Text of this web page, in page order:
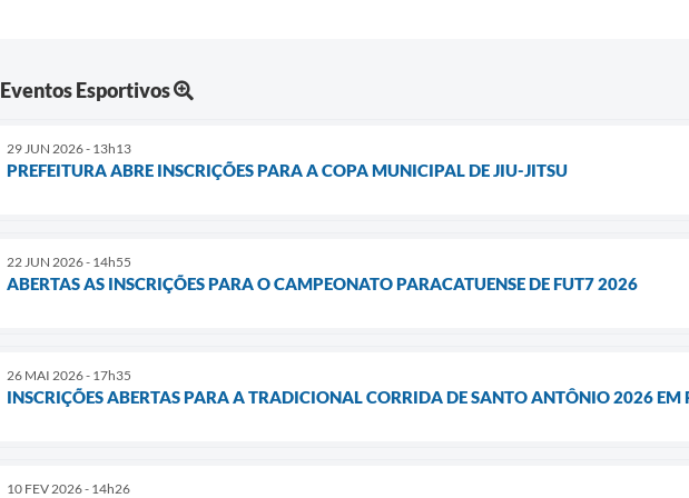
Eventos Esportivos
29 JUN 2026 - 13h13
PREFEITURA ABRE INSCRIÇÕES PARA A COPA MUNICIPAL DE JIU-JITSU
22 JUN 2026 - 14h55
ABERTAS AS INSCRIÇÕES PARA O CAMPEONATO PARACATUENSE DE FUT7 2026
26 MAI 2026 - 17h35
INSCRIÇÕES ABERTAS PARA A TRADICIONAL CORRIDA DE SANTO ANTÔNIO 2026 EM
10 FEV 2026 - 14h26